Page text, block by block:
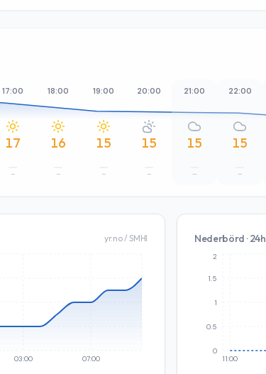
17:00
17
–
18:00
16
–
19:00
15
–
20:00
15
–
21:00
15
–
22:00
15
–
yr.no / SMHI
03:00 07:00
Nederbörd · 24h
11:00
0
0.5
1
1.5
2